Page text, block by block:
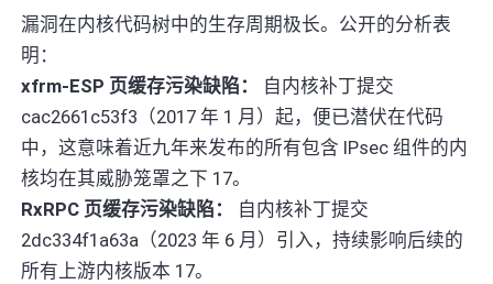
漏洞在内核代码树中的生存周期极长。公开的分析表
明：
xfrm-ESP 页缓存污染缺陷：
自内核补丁提交
cac2661c53f3（2017 年 1 月）起，便已潜伏在代码
中，这意味着近九年来发布的所有包含 IPsec 组件的内
核均在其威胁笼罩之下 17。
RxRPC 页缓存污染缺陷：
自内核补丁提交
2dc334f1a63a（2023 年 6 月）引入，持续影响后续的
所有上游内核版本 17。